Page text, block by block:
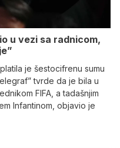
u vezi sa radnicom,
je šestocifrenu sumu
tvrde da je bila u
FIFA, a tadašnjim
Infantinom, objavio je